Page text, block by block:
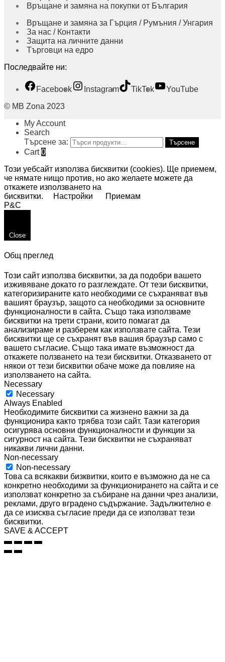
Връщане и замяна на покупки от България
Връщане и замяна за Гърция / Румъния / Унгария
За нас / Контакти
Защита на личните данни
Търговци на едро
Последвайте ни:
Facebook Instagram TikTok
YouTube
© MB Zona 2023
My Account
Search
Търсене за:
Търсене
Cart0
Този уебсайт използва бисквитки (cookies). Ще приемем,
че нямате нищо против, но ако желаете можете да
откажете използването на
бисквитки.
Настройки
Приемам
P&C
Close
Общ преглед
Този сайт използва бисквитки, за да подобри вашето
изживяване докато го разглеждате. От тези бисквитки,
категоризираните като необходими се съхраняват във
вашият браузър, защото са необходими за основните
функционалности в сайта. Също така използваме
бисквитки на трети страни, които помагат да
анализираме и разберем как използвате сайта. Тези
бисквитки ще се съхранят във вашия браузър само с
вашето съгласие. Също така имате възможност да
откажете ползването на тези бисквитки. Отказването от
някои от тези бисквитки обаче може да повлияе на
използването на сайта.
Necessary
Necessary
Always Enabled
Необходимите бисквитки са жизнено важни за да
функционира както трябва този сайт. Тази категория
осигурява основни функционалности и функции за
сигурност на сайта. Тези бисквитки не съхраняват
никакви лични данни.
Non-necessary
Non-necessary
Това са всякакви бизквитки, които е възможно да не са
конкретно необходими за функционирането на сайта и се
използват конкретно за събиране на данни чрез анализи,
реклами, друго вградено съдържание. Задължително е
да се изисква съгласие преди да се използват тези
бисквитки.
SAVE & ACCEPT